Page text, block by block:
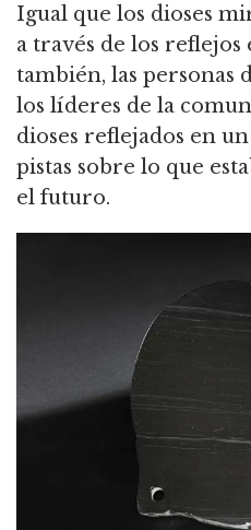
Igual que los dioses
a través de los reflejos
también, las personas
los líderes de la
dioses reflejados en
pistas sobre lo que
el futuro.